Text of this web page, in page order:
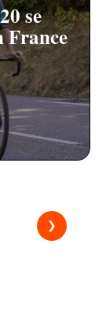
se
France